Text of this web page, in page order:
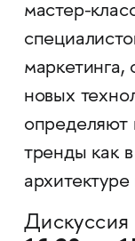
мастер-
новых
определяют
тренды как